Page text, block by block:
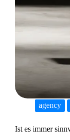
agency
Ist es immer